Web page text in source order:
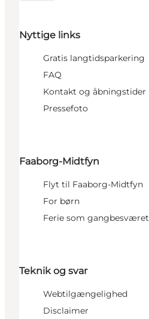
Nyttige links
Gratis langtidsparkering
FAQ
Kontakt og åbningstider
Pressefoto
Faaborg-Midtfyn
Flyt til Faaborg-Midtfyn
For børn
Ferie som gangbesværet
Teknik og svar
Webtilgængelighed
Disclaimer